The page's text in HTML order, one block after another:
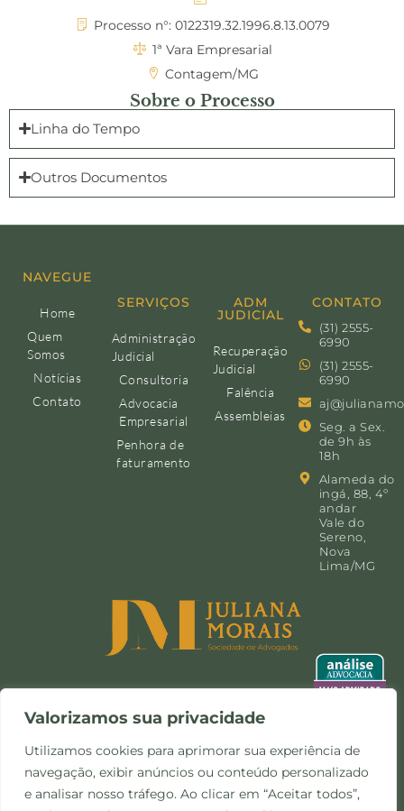
Valorizamos sua privacidade
Utilizamos cookies para aprimorar sua experiência de
navegação, exibir anúncios ou conteúdo personalizado
e analisar nosso tráfego. Ao clicar em “Aceitar todos”,
Processo n°: 0122319.32.1996.8.13.0079
1ª Vara Empresarial
Contagem/MG
Sobre o Processo
Linha do Tempo
Outros Documentos
NAVEGUE
Home
Quem
Somos
Notícias
Contato
SERVIÇOS
Administração
Judicial
Consultoria
Advocacia
Empresarial
Penhora de
faturamento
ADM
JUDICIAL
Recuperação
Judicial
Falência
Assembleias
CONTATO
(31) 2555-
6990
(31) 2555-
6990
Seg. a Sex.
de 9h às
18h
Alameda do
ingá, 88, 4º
andar
Vale do
Sereno,
Nova
Lima/MG
Política de
Privacidade e Cookies
©Copyright 2024 -
Todos os direitos
reservados.
Site desenvolvido pela
Otimize Comunicação